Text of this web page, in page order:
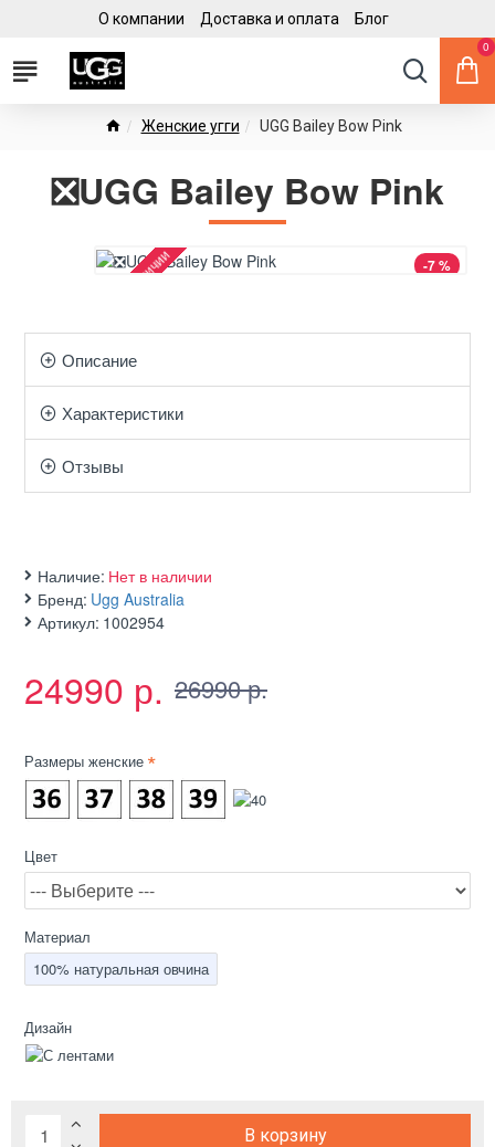
О компании Доставка и оплата Блог
0
Женские угги UGG Bailey Bow Pink
❎UGG Bailey Bow Pink
-7 %
Нет в наличии
Описание
Характеристики
Отзывы
Наличие: Нет в наличии
Бренд: Ugg Australia
Артикул: 1002954
24990 р. 26990 р.
Размеры женские
Цвет
Материал
100% натуральная овчина
Дизайн
В корзину